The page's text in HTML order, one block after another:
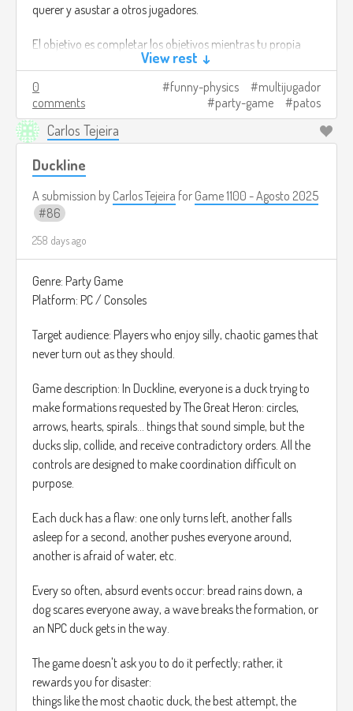
querer y asustar a otros jugadores.
El objetivo es completar los objetivos mientras tu propia
sombra hace todo lo posible por arruinarte y las de los
demás también.
Créditos de imagen:
https://www.flickr.com/photos/matthileo/6799538888
(I
nada más para usar como referencia).
View rest ↓
0
comments
funny-physics
multijugador
party-game
patos
Carlos Tejeira
Duckline
A submission by Carlos Tejeira for Game 1100 - Agosto 2025
86
258 days ago
Genre: Party Game
Platform: PC / Consoles
Target audience: Players who enjoy silly, chaotic games that
never turn out as they should.
Game description: In Duckline, everyone is a duck trying to
make formations requested by The Great Heron: circles,
arrows, hearts, spirals... things that sound simple, but the
ducks slip, collide, and receive contradictory orders. All the
controls are designed to make coordination difficult on
purpose.
Each duck has a flaw: one only turns left, another falls
asleep for a second, another pushes everyone around,
another is afraid of water, etc.
Every so often, absurd events occur: bread rains down, a
dog scares everyone away, a wave breaks the formation, or
an NPC duck gets in the way.
The game doesn't ask you to do it perfectly; rather, it
rewards you for disaster:
things like the most chaotic duck, the best attempt, the